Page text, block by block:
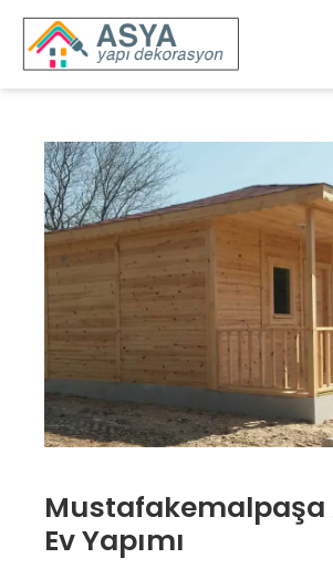
Mustafakemalpaşa
Ev Yapımı